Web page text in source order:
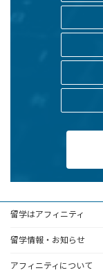
留学はアフィニティ
留学情報・お知らせ
アフィニティについて